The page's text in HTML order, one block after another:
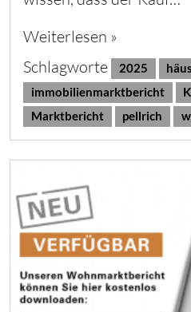
Weiterlesen »
Schlagworte
2025
immobilienmarktbericht
Marktbericht
pellrich